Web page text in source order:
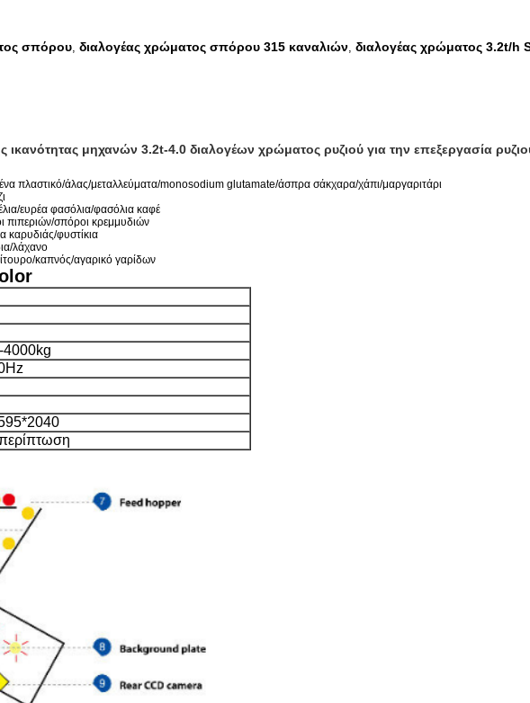
σπόρου, διαλογέας χρώματος σπόρου 315 καναλιών, διαλογέας χρώματος 3.2t/h
μηχανών 3.2t-4.0 διαλογέων χρώματος ρυζιού για την επεξεργασία
πλαστικό/άλας/μεταλλεύματα/monosodium glutamate/άσπρα σάκχαρα/χάπι/μαργαριτάρι
ευρέα φασόλια/φασόλια καφέ
πιπεριών/σπόροι κρεμμυδιών
καρυδιάς/φυστίκια
λάχανο
καπνός/αγαρικό γαρίδων